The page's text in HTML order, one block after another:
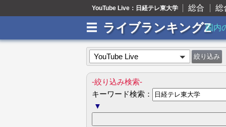
YouTube Live：日経テレ東大学 総合 総
ライブランキングZ国内
YouTube Live
-絞り込み検索-
キーワード検索：
▼